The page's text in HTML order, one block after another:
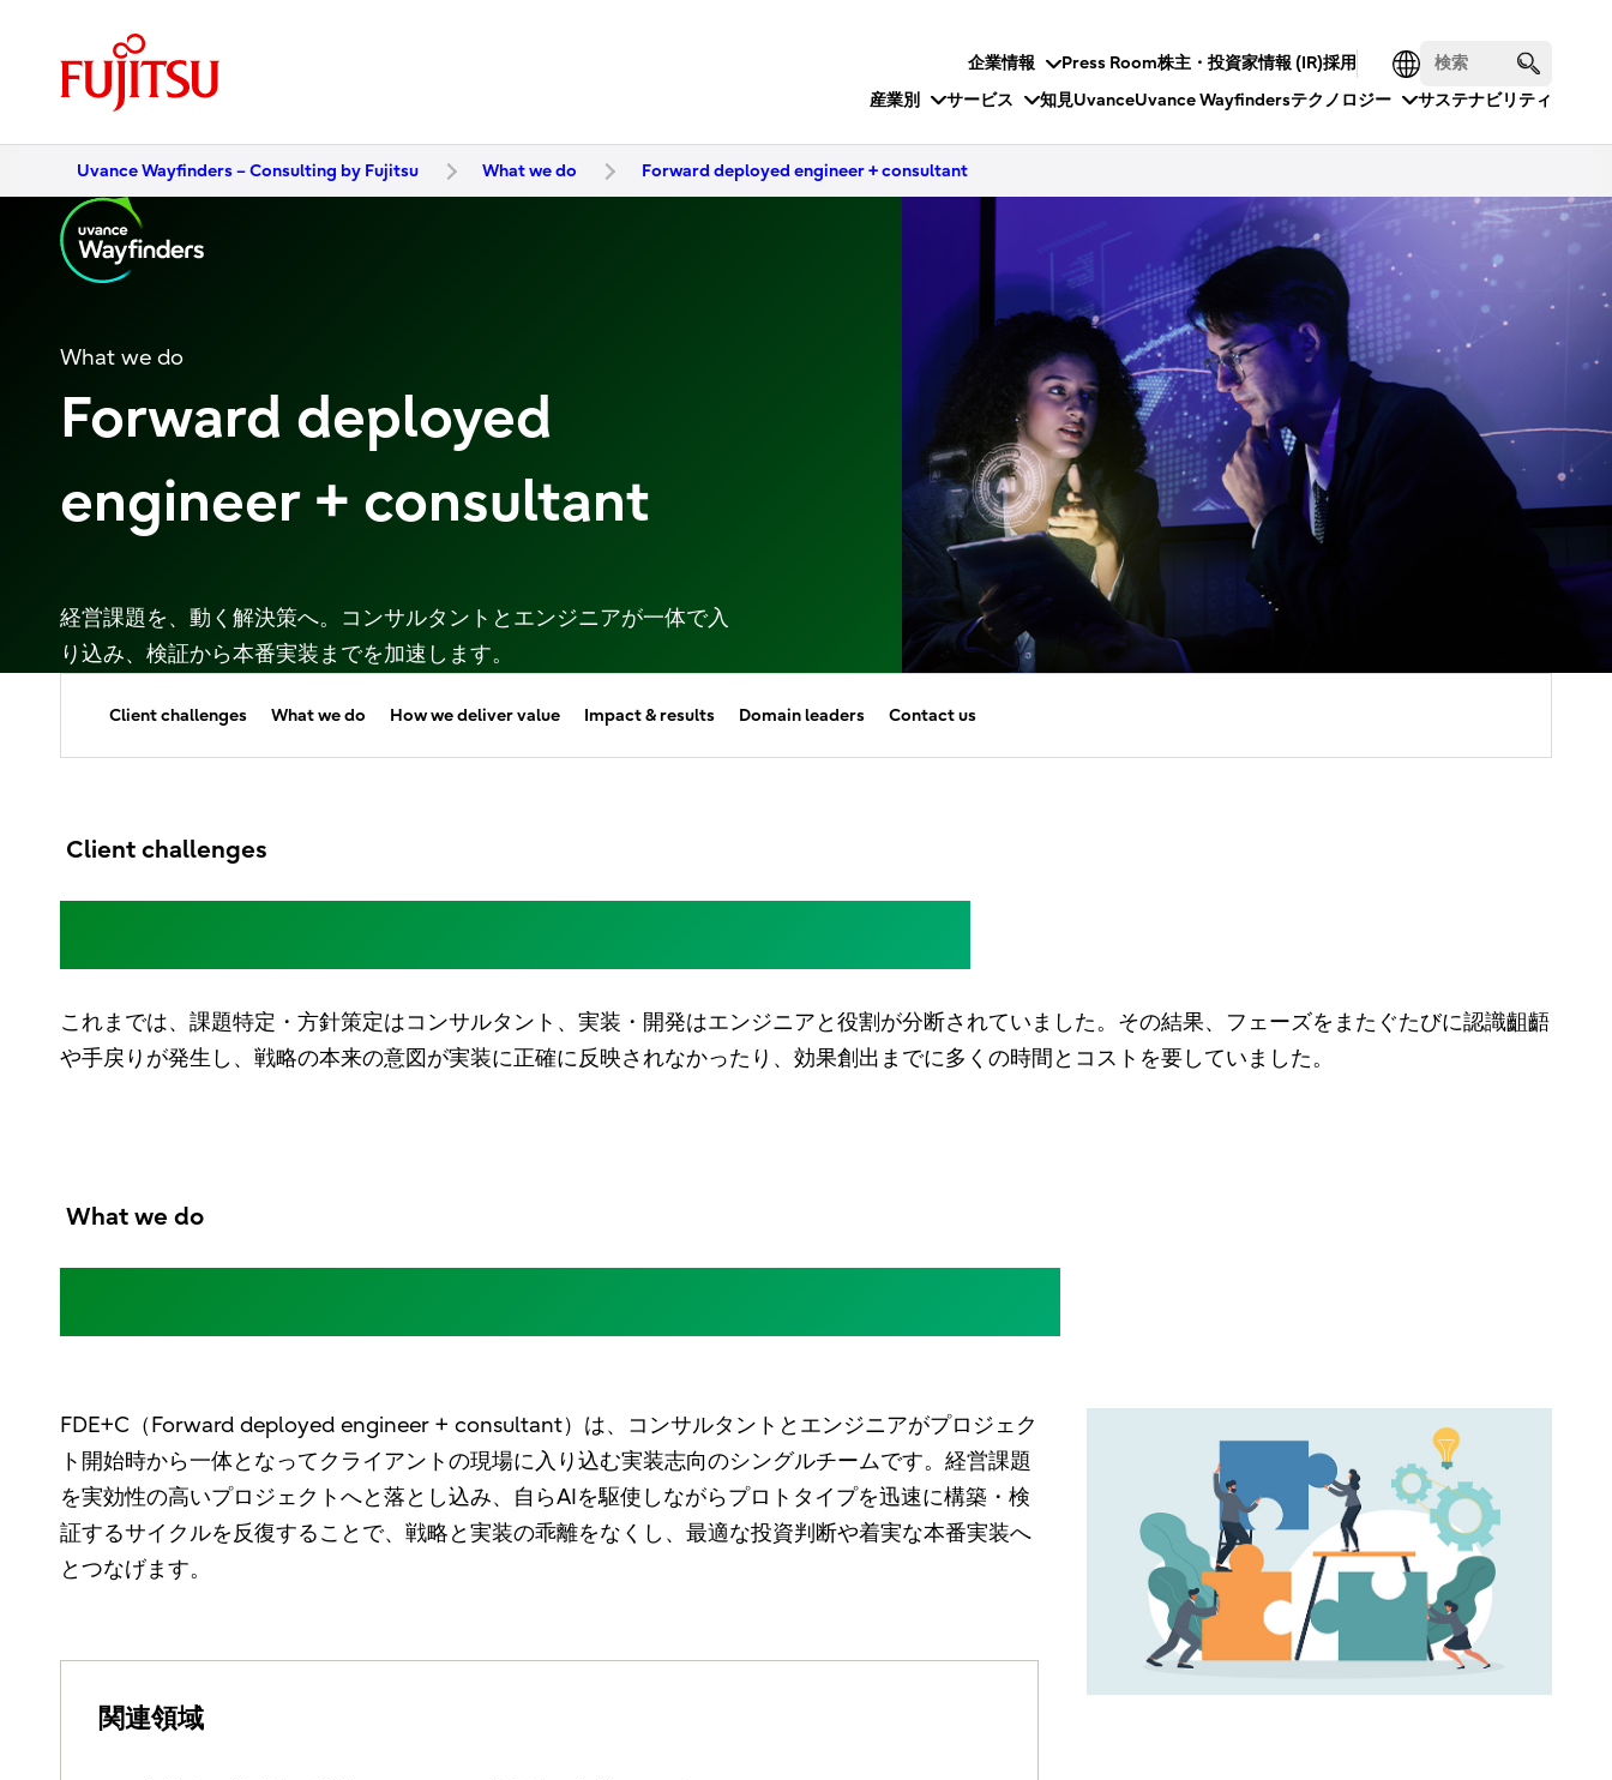
企業情報 Press Room株主・投資家情報 (IR)採用
産業別
サービス 知見UvanceUvance Wayfindersテクノロジー サステナビリティ
Uvance Wayfinders – Consulting by Fujitsu What we do Forward deployed engineer + consultant
What we do
Forward deployed
engineer + consultant​
経営課題を、​動く​解決策へ。​コンサルタントと​エンジニアが​一体で​入
り込み、​検証から​本番​実装までを​加速します。​​​
Client challenges What we do How we deliver value Impact & results Domain leaders Contact us
Client challenges
これまでは、課題特定・方針策定はコンサルタント、実装・開発はエンジニアと役割が分断されていました。その結果、フェーズをまたぐたびに認識齟齬
や手戻りが発生し、戦略の本来の意図が実装に正確に反映されなかったり、効果創出までに多くの時間とコストを要していました。
What we do
FDE+C（Forward deployed engineer + consultant）は、コンサルタントとエンジニアがプロジェク
ト開始時から一体となってクライアントの現場に入り込む実装志向のシングルチームです。経営課題
を実効性の高いプロジェクトへと落とし込み、自らAIを駆使しながらプロトタイプを迅速に構築・検
証するサイクルを反復することで、戦略と実装の乖離をなくし、最適な投資判断や着実な本番実装へ
とつなげます。
関連領域